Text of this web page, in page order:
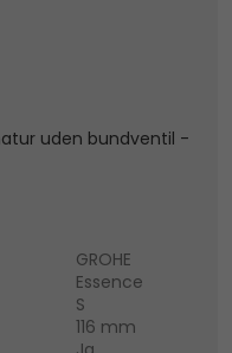
uden bundventil -
GROHE
Essence
S
116 mm